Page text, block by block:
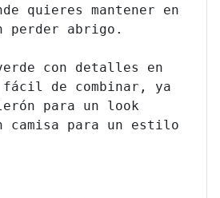
quieres mantener en
perder abrigo.
con detalles en
fácil de combinar, ya
para un look
camisa para un estilo